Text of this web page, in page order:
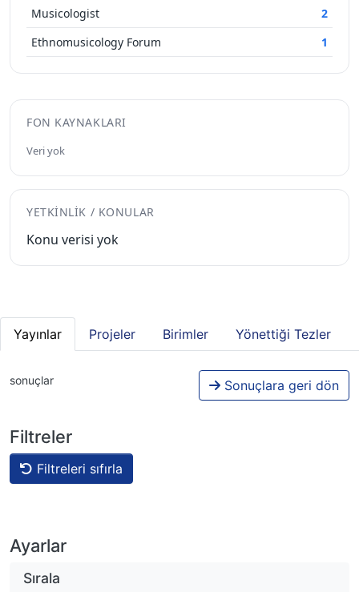
Musicologist
2
Ethnomusicology Forum
1
FON KAYNAKLARI
Veri yok
YETKINLIK / KONULAR
Konu verisi yok
Yayınlar Projeler Birimler Yönettiği Tezler
sonuçlar Sonuçlara geri dön
Filtreler
Filtreleri sıfırla
Ayarlar
Sırala